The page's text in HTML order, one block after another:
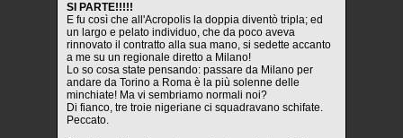
SI PARTE!!!!!
E fu così che all'Acropolis la doppia diventò tripla; ed
un largo e pelato individuo, che da poco aveva
rinnovato il contratto alla sua mano, si sedette accanto
a me su un regionale diretto a Milano!
Lo so cosa state pensando: passare da Milano per
andare da Torino a Roma è la più solenne delle
minchiate! Ma vi sembriamo normali noi?
Di fianco, tre troie nigeriane ci squadravano schifate.
Peccato.